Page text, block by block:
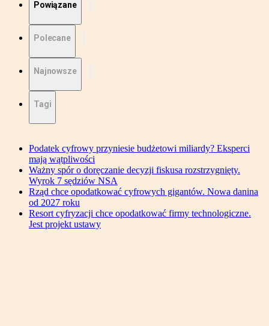
Powiązane
Polecane
Najnowsze
Tagi
Podatek cyfrowy przyniesie budżetowi miliardy? Eksperci
mają wątpliwości
Ważny spór o doręczanie decyzji fiskusa rozstrzygnięty.
Wyrok 7 sędziów NSA
Rząd chce opodatkować cyfrowych gigantów. Nowa danina
od 2027 roku
Resort cyfryzacji chce opodatkować firmy technologiczne.
Jest projekt ustawy